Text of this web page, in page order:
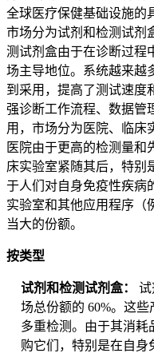
全球医疗保健基础设施的
市场分为试剂和检测试剂
测试剂盒由于在诊断过程
场主导地位。系统越来越
到采用，提高了测试速度
强诊断工作流程、数据管
用，市场分为医院、临床
医院由于更高的检测量和
床实验室紧随其后，特别
于人们对自身免疫性疾病
实验室和其他应用程序（
当大的份额。
按类型
试剂和检测试剂盒： 试
场总份额的 60%。这
多重检测。由于其消耗
购它们，特别是在自身